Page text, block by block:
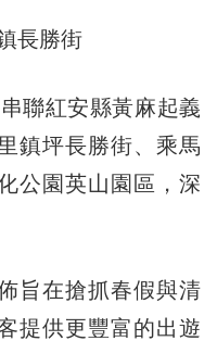
長勝街
聯紅安縣黃麻起義
鎮坪長勝街、乘馬
公園英山園區，深
在搶抓春假與清
提供更豐富的出遊